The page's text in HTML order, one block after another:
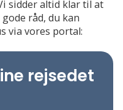
sidder altid klar til at
råd, du kan
via vores portal:
rejsedet